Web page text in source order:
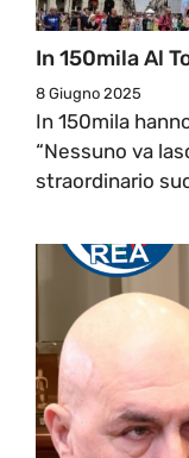
In 150mila Al
8 Giugno 2025
In 150mila
“Nessuno va
straordinario